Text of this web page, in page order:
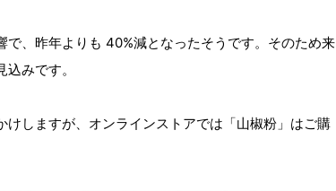
で、昨年よりも 40%減となったそうです。そのため来
みです。
しますが、オンラインストアでは「山椒粉」はご購